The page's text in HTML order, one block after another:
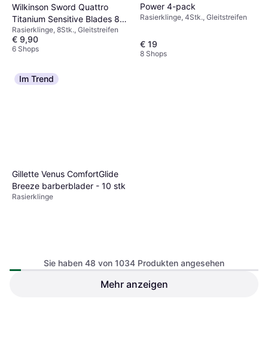
Wilkinson Sword Quattro
Titanium Sensitive Blades 8-
pack
Rasierklinge, 8Stk., Gleitstreifen
€ 9,90
6 Shops
Power 4-pack
Rasierklinge, 4Stk., Gleitstreifen
€ 19
8 Shops
Im Trend
Gillette Venus ComfortGlide
Breeze barberblader - 10 stk
Rasierklinge
Gillette Venus Deluxe Smooth
Sie haben 48 von 1034 Produkten angesehen
Mehr anzeigen